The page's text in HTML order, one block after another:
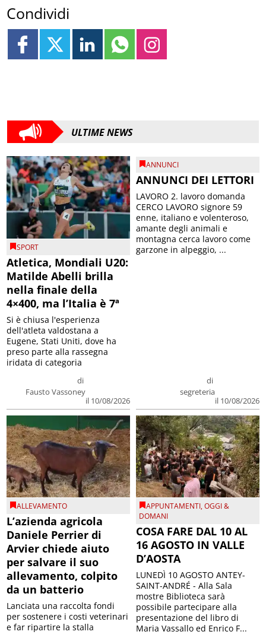
Condividi
ULTIME NEWS
SPORT
Atletica, Mondiali U20:
Matilde Abelli brilla
nella finale della
4×400, ma l’Italia è 7ª
di
Fausto Vassoney
il 10/08/2026
Si è chiusa l'esperienza
dell'atleta valdostana a
Eugene, Stati Uniti, dove ha
preso parte alla rassegna
iridata di categoria
ANNUNCI
ANNUNCI DEI LETTORI
di
segreteria
il 10/08/2026
LAVORO 2. lavoro domanda
CERCO LAVORO signore 59
enne, italiano e volenteroso,
amante degli animali e
montagna cerca lavoro come
garzone in alpeggio, ...
ALLEVAMENTO
L’azienda agricola
Daniele Perrier di
Arvier chiede aiuto
per salvare il suo
allevamento, colpito
da un batterio
Lanciata una raccolta fondi
per sostenere i costi veterinari
e far ripartire la stalla
APPUNTAMENTI,OGGI &
DOMANI
COSA FARE DAL 10 AL
16 AGOSTO IN VALLE
D’AOSTA
LUNEDÌ 10 AGOSTO ANTEY-
SAINT-ANDRÉ - Alla Sala
mostre Biblioteca sarà
possibile partecipare alla
presentazione del libro di
Maria Vassallo ed Enrico F...